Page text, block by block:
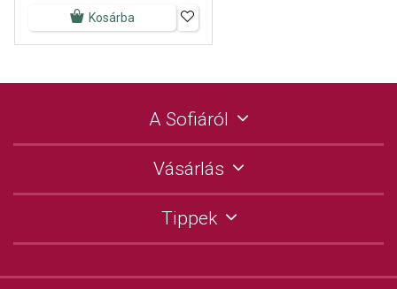
Kosárba
A Sofiáról
Vásárlás
Tippek